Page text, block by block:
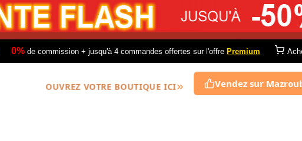
0% de commission + jusqu'à 4 commandes offertes sur l'offre Premium
OUVREZ VOTRE BOUTIQUE ICI Vendez sur